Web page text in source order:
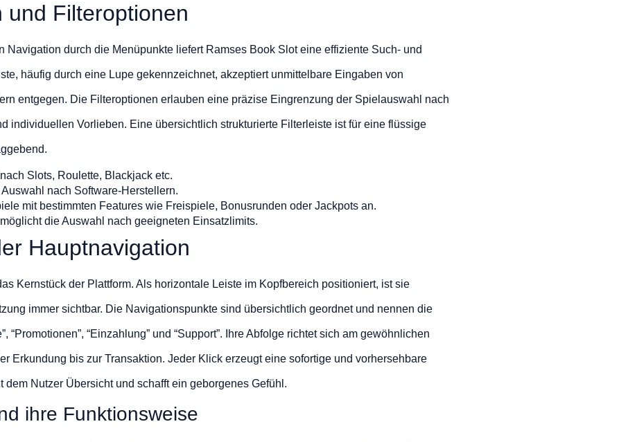
und Filteroptionen
Navigation durch die Menüpunkte liefert Ramses Book Slot eine effiziente Such- und
häufig durch eine Lupe gekennzeichnet, akzeptiert unmittelbare Eingaben von
entgegen. Die Filteroptionen erlauben eine präzise Eingrenzung der Spielauswahl nach
individuellen Vorlieben. Eine übersichtlich strukturierte Filterleiste ist für eine flüssige
Slots, Roulette, Blackjack etc.
Auswahl nach Software-Herstellern.
mit bestimmten Features wie Freispiele, Bonusrunden oder Jackpots an.
die Auswahl nach geeigneten Einsatzlimits.
Hauptnavigation
Kernstück der Plattform. Als horizontale Leiste im Kopfbereich positioniert, ist sie
immer sichtbar. Die Navigationspunkte sind übersichtlich geordnet und nennen die
“Promotionen”, “Einzahlung” und “Support”. Ihre Abfolge richtet sich am gewöhnlichen
Erkundung bis zur Transaktion. Jeder Klick erzeugt eine sofortige und vorhersehbare
dem Nutzer Übersicht und schafft ein geborgenes Gefühl.
ihre Funktionsweise